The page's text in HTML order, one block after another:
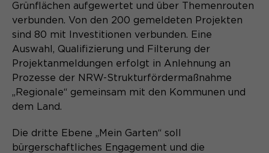
Grünflächen aufgewertet und über Themenrouten
verbunden. Von den 200 gemeldeten Projekten
sind 80 mit Investitionen verbunden. Eine
Auswahl, Qualifizierung und Filterung der
Projektanmeldungen erfolgt in Anlehnung an
Prozesse der NRW-Strukturfördermaßnahme
„Regionale“ gemeinsam mit den Kommunen und
dem Land.
Die dritte Ebene „Mein Garten“ soll
bürgerschaftliches Engagement und die